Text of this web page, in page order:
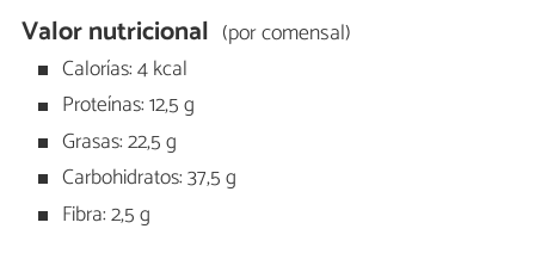
Valor nutricional (por comensal)
Calorías: 4 kcal
Proteínas: 12,5 g
Grasas: 22,5 g
Carbohidratos: 37,5 g
Fibra: 2,5 g